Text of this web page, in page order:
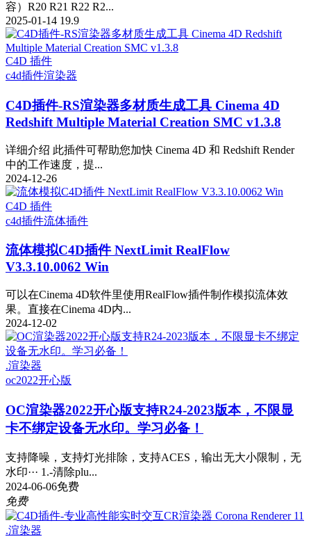
容）R20 R21 R22 R2...
2025-01-14 19.9
C4D 插件
c4d插件渲染器
C4D插件-RS渲染器多材质生成工具 Cinema 4D
Redshift Multiple Material Creation SMC v1.3.8
详细介绍 此插件可帮助您加快 Cinema 4D 和 Redshift Render
中的工作速度，提...
2024-12-26
C4D 插件
c4d插件流体插件
流体模拟C4D插件 NextLimit RealFlow
V3.3.10.0062 Win
可以在Cinema 4D软件里使用RealFlow插件制作模拟流体效
果。直接在Cinema 4D内...
2024-12-02
.渲染器
oc2022开心版
OC渲染器2022开心版支持R24-2023版本，不限显
卡不绑定设备无水印。学习必备！
支持降噪，支持灯光排除，支持ACES，输出无大小限制，无
水印··· 1.-清除plu...
2024-06-06免费
免费
.渲染器